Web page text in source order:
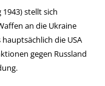
stellt sich
an die Ukraine
die USA
gegen Russland